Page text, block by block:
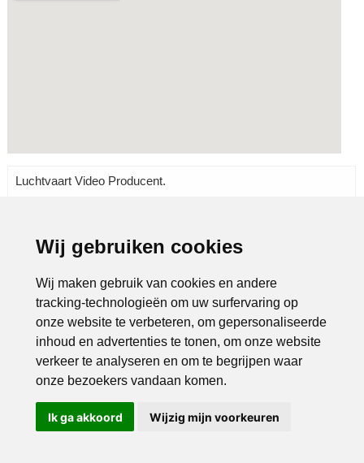
Wij gebruiken cookies
Wij maken gebruik van cookies en andere
tracking-technologieën om uw surfervaring op
onze website te verbeteren, om gepersonaliseerde
inhoud en advertenties te tonen, om onze website
verkeer te analyseren en om te begrijpen waar
onze bezoekers vandaan komen.
Ik ga akkoord Wijzig mijn voorkeuren
Luchtvaart Video Producent.
Bel ons